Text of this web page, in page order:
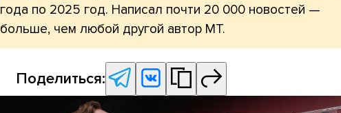
года по 2025 год. Написал почти 20 000 новостей —
больше, чем любой другой автор МТ.
Поделиться: